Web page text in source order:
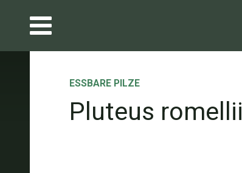
ESSBARE PILZE
Pluteus romellii